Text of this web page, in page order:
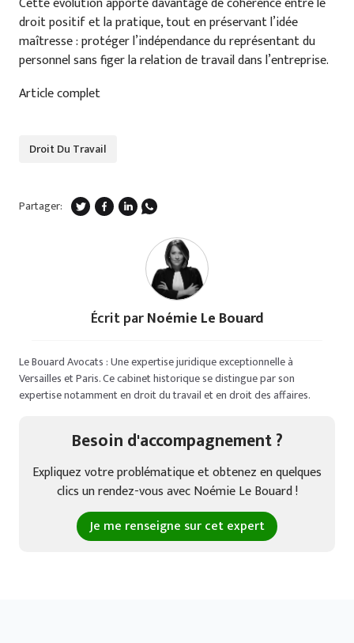
droit positif et la pratique, tout en préservant l’idée
maîtresse : protéger l’indépendance du représentant du
personnel sans figer la relation de travail dans l’entreprise.
Article complet
Droit Du Travail
Partager:
Écrit parNoémie Le Bouard
Le Bouard Avocats : Une expertise juridique exceptionnelle à
Versailles et Paris. Ce cabinet historique se distingue par son
expertise notamment en droit du travail et en droit des affaires.
Besoin d'accompagnement ?
Expliquez votre problématique et obtenez en quelques
clics un rendez-vous avec Noémie Le Bouard !
Je me renseigne sur cet expert